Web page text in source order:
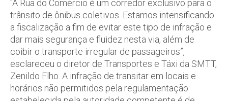
“A Rua do Comércio é um corredor exclusivo para o
trânsito de ônibus coletivos. Estamos intensificando
a fiscalização a fim de evitar este tipo de infração e
dar mais segurança e fluidez nesta via, além de
coibir o transporte irregular de passageiros”,
esclareceu o diretor de Transportes e Táxi da SMTT,
Zenildo Flho. A infração de transitar em locais e
horários não permitidos pela regulamentação